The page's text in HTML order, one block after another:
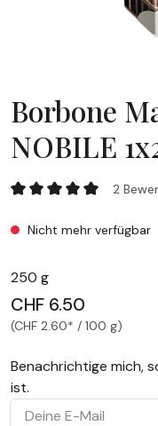
Borbone
NOBILE
Borbone Macinato
2
Nicht mehr verfügbar
250 g
CHF 6.50
(CHF 2.60* / 100 g)
Benachrichtige mich,
ist.
Deine E-Mail